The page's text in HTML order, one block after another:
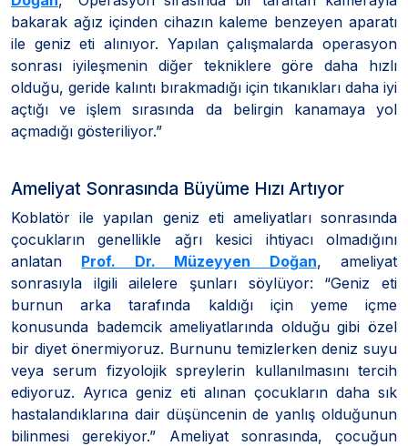
bakarak ağız içinden cihazın kaleme benzeyen aparatı
ile geniz eti alınıyor. Yapılan çalışmalarda operasyon
sonrası iyileşmenin diğer tekniklere göre daha hızlı
olduğu, geride kalıntı bırakmadığı için tıkanıkları daha iyi
açtığı ve işlem sırasında da belirgin kanamaya yol
açmadığı gösteriliyor.”
Ameliyat Sonrasında Büyüme Hızı Artıyor
Koblatör ile yapılan geniz eti ameliyatları sonrasında
çocukların genellikle ağrı kesici ihtiyacı olmadığını
anlatan Prof. Dr. Müzeyyen Doğan, ameliyat
sonrasıyla ilgili ailelere şunları söylüyor: “Geniz eti
burnun arka tarafında kaldığı için yeme içme
konusunda bademcik ameliyatlarında olduğu gibi özel
bir diyet önermiyoruz. Burnunu temizlerken deniz suyu
veya serum fizyolojik spreylerin kullanılmasını tercih
ediyoruz. Ayrıca geniz eti alınan çocukların daha sık
hastalandıklarına dair düşüncenin de yanlış olduğunun
bilinmesi gerekiyor.” Ameliyat sonrasında, çocuğun